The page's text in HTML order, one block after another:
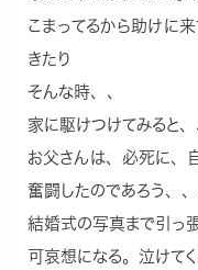
こまってるから助けに
きたり
そんな時、、
家に駆けつけてみると、
お父さんは、必死に、
奮闘したのであろう、
結婚式の写真まで引っ
可哀想になる。泣けて